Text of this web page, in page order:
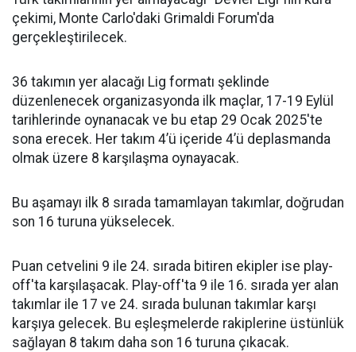
çekimi, Monte Carlo'daki Grimaldi Forum'da
gerçekleştirilecek.
36 takımın yer alacağı Lig formatı şeklinde
düzenlenecek organizasyonda ilk maçlar, 17-19 Eylül
tarihlerinde oynanacak ve bu etap 29 Ocak 2025'te
sona erecek. Her takım 4’ü içeride 4’ü deplasmanda
olmak üzere 8 karşılaşma oynayacak.
Bu aşamayı ilk 8 sırada tamamlayan takımlar, doğrudan
son 16 turuna yükselecek.
Puan cetvelini 9 ile 24. sırada bitiren ekipler ise play-
off'ta karşılaşacak. Play-off'ta 9 ile 16. sırada yer alan
takımlar ile 17 ve 24. sırada bulunan takımlar karşı
karşıya gelecek. Bu eşleşmelerde rakiplerine üstünlük
sağlayan 8 takım daha son 16 turuna çıkacak.